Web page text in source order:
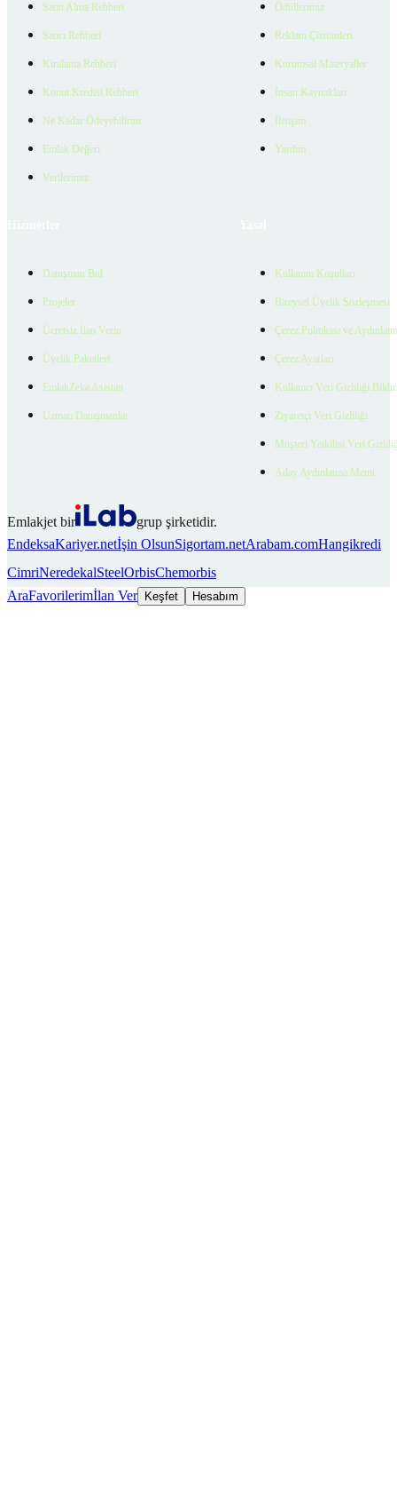
Satın Alma Rehberi
Satıcı Rehberi
Kiralama Rehberi
Konut Kredisi Rehberi
Ne Kadar Ödeyebilirim
Emlak Değeri
Verilerimiz
Ödüllerimiz
Reklam Çözümleri
Kurumsal Materyaller
İnsan Kaynakları
İletişim
Yardım
Danışman Bul
Projeler
Ücretsiz İlan Verin
Üyelik Paketleri
EmlakZeka Asistan
Uzman Danışmanlar
Kullanım Koşulları
Bireysel Üyelik Sözleşmesi
Çerez Politikası ve
Çerez Ayarları
Kullanıcı Veri Gizliliği
Ziyaretçi Veri Gizliliği
Müşteri Yetkilisi Veri
Aday Aydınlatma Metni
Emlakjet bir
grup şirketidir.
EndeksaKariyer.netİşin OlsunSigortam.netArabam.comHangikredi
CimriNeredekalSteelOrbisChemorbis
AraFavorilerimİlan Ver Keşfet Hesabım